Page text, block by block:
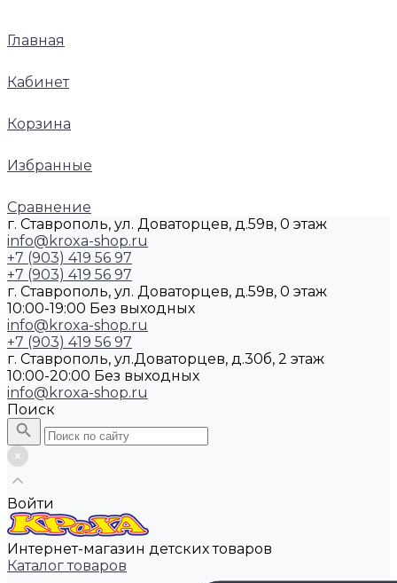
Главная
Кабинет
Корзина
Избранные
Сравнение
г. Ставрополь, ул. Доваторцев, д.59в, 0 этаж
info@kroxa-shop.ru
+7 (903) 419 56 97
+7 (903) 419 56 97
г. Ставрополь, ул. Доваторцев, д.59в, 0 этаж
10:00-19:00 Без выходных
info@kroxa-shop.ru
+7 (903) 419 56 97
г. Ставрополь, ул.Доваторцев, д.30б, 2 этаж
10:00-20:00 Без выходных
info@kroxa-shop.ru
Поиск
Войти
Интернет-магазин детских товаров
Каталог товаров